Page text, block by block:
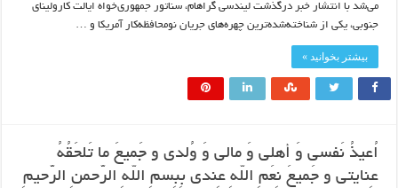
می‌شد با انتشار خبر درگذشت لیندسی گراهام، سناتور جمهوری‌خواه ایالت کارولینای
جنوبی، یکی از شناخته‌شده‌ترین چهره‌های جریان نومحافظه‌کار آمریکا و …
بیشتر بخوانید »
اُعیذُ نَفسی وَ أهلی وَ مالی وَ وُلدی و جَمیعَ ما تَلحَقُهُ
عِنایتی و جَمیعَ نِعَمِ اللّهِ عِندی بِبِسمِ اللّهِ الرَّحمنِ الرَّحیمِ